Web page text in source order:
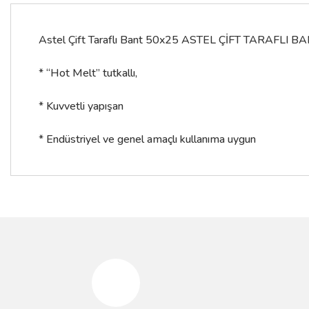
Astel Çift Taraflı Bant 50x25 ASTEL ÇİFT TARAFLI
* “Hot Melt” tutkallı,
* Kuvvetli yapışan
* Endüstriyel ve genel amaçlı kullanıma uygun